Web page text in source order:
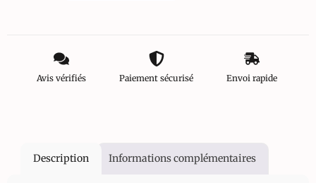
Avis vérifiés Paiement sécurisé Envoi rapide
Description Informations complémentaires